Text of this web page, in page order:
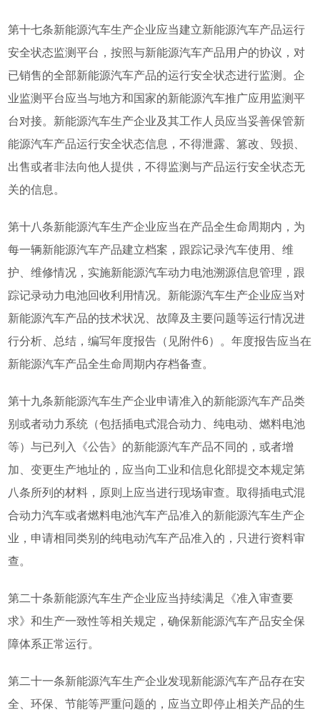
第十七条新能源汽车生产企业应当建立新能源汽车产品运行
安全状态监测平台，按照与新能源汽车产品用户的协议，对
已销售的全部新能源汽车产品的运行安全状态进行监测。企
业监测平台应当与地方和国家的新能源汽车推广应用监测平
台对接。新能源汽车生产企业及其工作人员应当妥善保管新
能源汽车产品运行安全状态信息，不得泄露、篡改、毁损、
出售或者非法向他人提供，不得监测与产品运行安全状态无
关的信息。
第十八条新能源汽车生产企业应当在产品全生命周期内，为
每一辆新能源汽车产品建立档案，跟踪记录汽车使用、维
护、维修情况，实施新能源汽车动力电池溯源信息管理，跟
踪记录动力电池回收利用情况。新能源汽车生产企业应当对
新能源汽车产品的技术状况、故障及主要问题等运行情况进
行分析、总结，编写年度报告（见附件6）。年度报告应当在
新能源汽车产品全生命周期内存档备查。
第十九条新能源汽车生产企业申请准入的新能源汽车产品类
别或者动力系统（包括插电式混合动力、纯电动、燃料电池
等）与已列入《公告》的新能源汽车产品不同的，或者增
加、变更生产地址的，应当向工业和信息化部提交本规定第
八条所列的材料，原则上应当进行现场审查。取得插电式混
合动力汽车或者燃料电池汽车产品准入的新能源汽车生产企
业，申请相同类别的纯电动汽车产品准入的，只进行资料审
查。
第二十条新能源汽车生产企业应当持续满足《准入审查要
求》和生产一致性等相关规定，确保新能源汽车产品安全保
障体系正常运行。
第二十一条新能源汽车生产企业发现新能源汽车产品存在安
全、环保、节能等严重问题的，应当立即停止相关产品的生